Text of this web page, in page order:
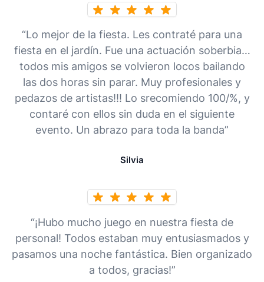
“Lo mejor de la fiesta. Les contraté para una
fiesta en el jardín. Fue una actuación soberbia…
todos mis amigos se volvieron locos bailando
las dos horas sin parar. Muy profesionales y
pedazos de artistas!!! Lo srecomiendo 100/%, y
contaré con ellos sin duda en el siguiente
evento. Un abrazo para toda la banda”
Silvia
“¡Hubo mucho juego en nuestra fiesta de
personal! Todos estaban muy entusiasmados y
pasamos una noche fantástica. Bien organizado
a todos, gracias!”